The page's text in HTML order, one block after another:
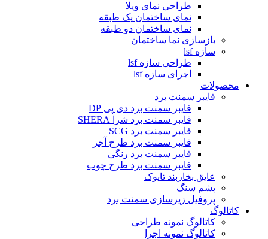
طراحی نمای ویلا
نمای ساختمان یک طبقه
نمای ساختمان دو طبقه
بازسازی نما ساختمان
سازه lsf
طراحی سازه lsf
اجرای سازه lsf
محصولات
فایبر سمنت برد
فایبر سمنت برد دی پی DP
فایبر سمنت برد شرا SHERA
فایبر سمنت برد SCG
فایبر سمنت برد طرح آجر
فایبر سمنت برد رنگی
فایبر سمنت برد طرح چوب
عایق بخاربند تایوک
پشم سنگ
پروفیل زیرسازی سمنت برد
کاتالوگ
کاتالوگ نمونه طراحی
کاتالوگ نمونه اجرا